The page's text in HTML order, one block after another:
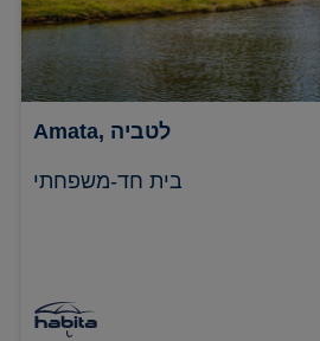
Amata, לטביה
בית חד-משפחתי